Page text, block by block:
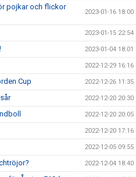
pojkar och flickor
2023-01-16 18:00
2023-01-15 22:54
2023-01-04 18:01
2022-12-29 16:16
Cup 2022-12-26 11:35
2022-12-20 20:30
2022-12-20 20:05
2022-12-20 17:16
2022-12-05 09:55
2022-12-04 18:40